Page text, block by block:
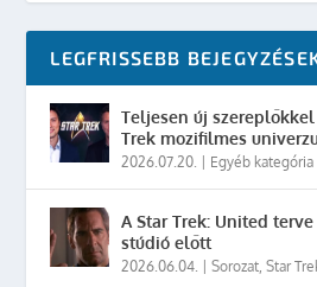
LEGFRISSEBB
Teljesen új
Trek mozifilmes
2026.07.20. Egyéb kategória
A Star Trek: United
stúdió előtt
2026.06.04. |Sorozat,Star